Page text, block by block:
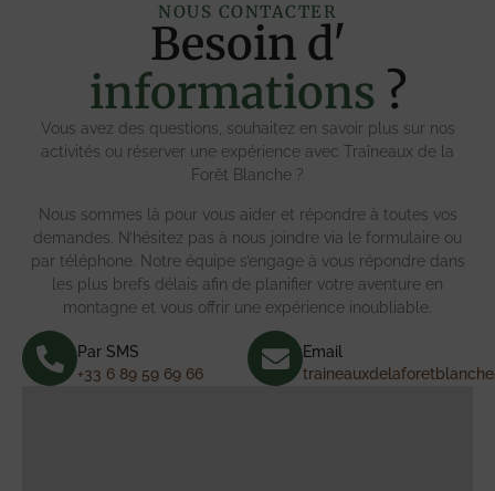
NOUS CONTACTER
Besoin d'
informations ?
Vous avez des questions, souhaitez en savoir plus sur nos
activités ou réserver une expérience avec Traîneaux de la
Forêt Blanche ?
Nous sommes là pour vous aider et répondre à toutes vos
demandes. N’hésitez pas à nous joindre via le formulaire ou
par téléphone. Notre équipe s’engage à vous répondre dans
les plus brefs délais afin de planifier votre aventure en
montagne et vous offrir une expérience inoubliable.
Par SMS
+33 6 89 59 69 66
Email